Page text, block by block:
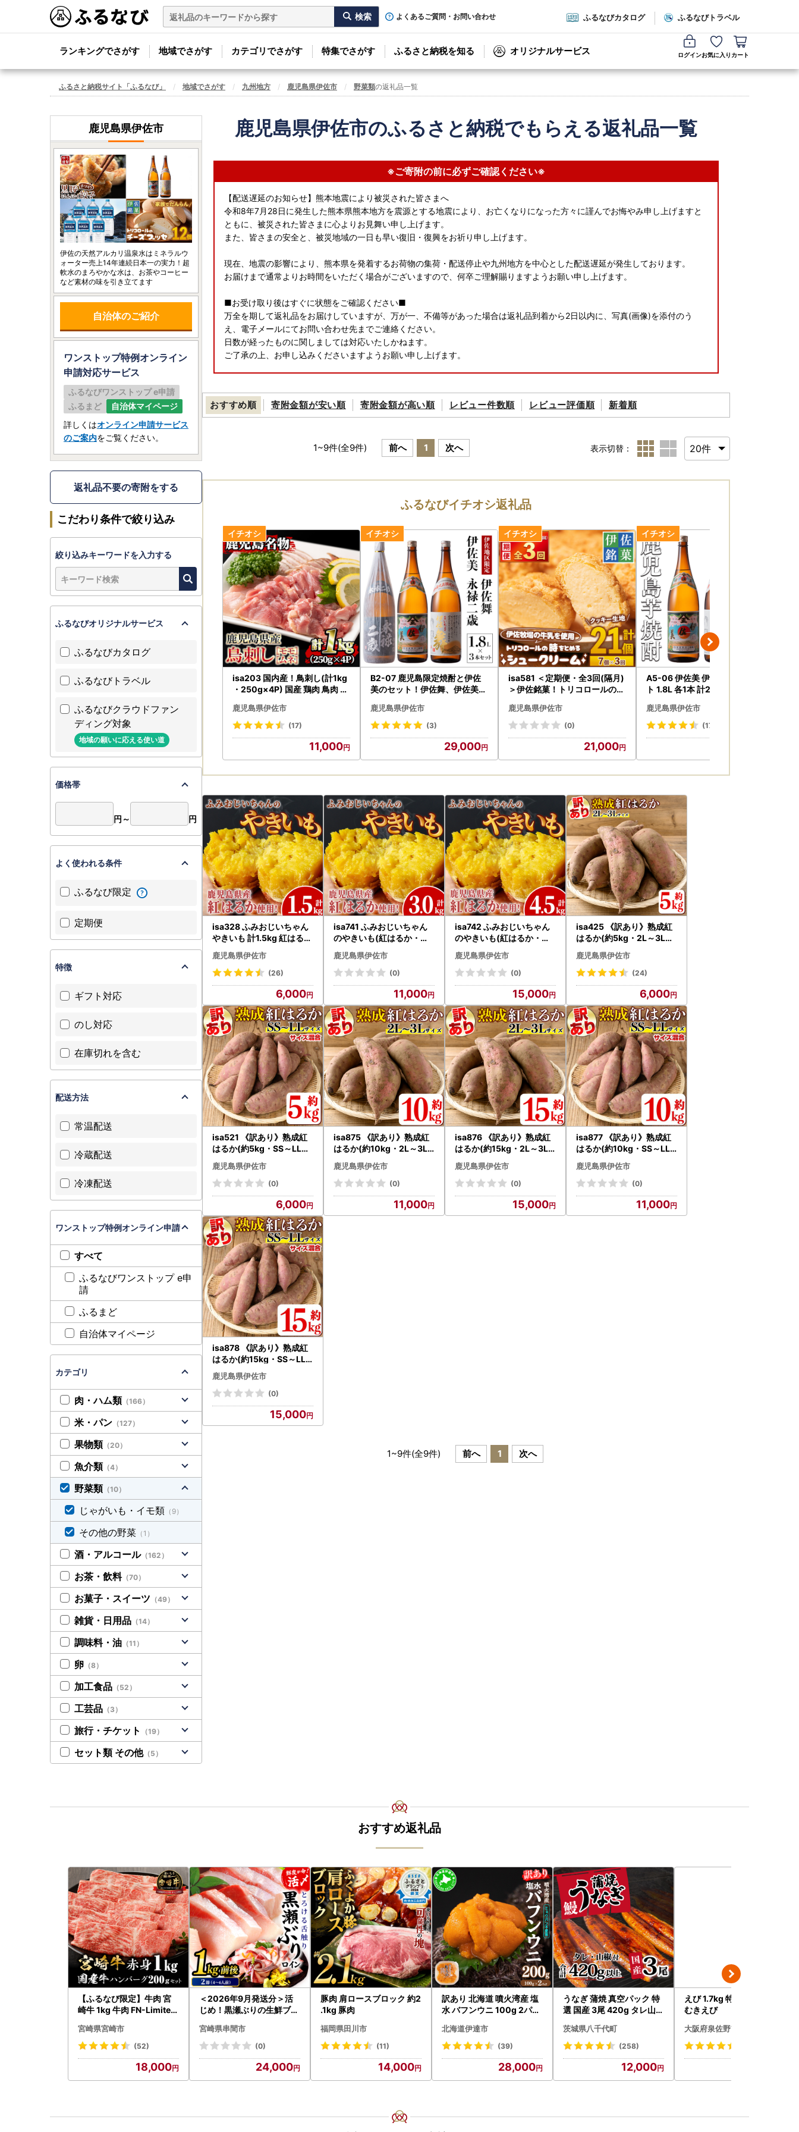
よくあるご質問・お問い合わせ ふるなびカタログ ふるなびトラベル
ランキングでさがす 地域でさがす カテゴリでさがす 特集でさがす ふるさと納税を知る オリジナルサービス ログインお気に入り カート
ふるさと納税サイト「ふるなび」 地域でさがす 九州地方 鹿児島県伊佐市 野菜類の返礼品一覧
鹿児島県伊佐市のふるさと納税でもらえる返礼品一覧
※ご寄附の前に必ずご確認ください※
【配送遅延のお知らせ】熊本地震により被災された皆さまへ
令和8年7月28日に発生した熊本県熊本地方を震源とする地震により、お亡くなりになった方々に謹んでお悔やみ申し上げますと
ともに、被災された皆さまに心よりお見舞い申し上げます。
また、皆さまの安全と、被災地域の一日も早い復旧・復興をお祈り申し上げます。
現在、地震の影響により、熊本県を発着するお荷物の集荷・配送停止や九州地方を中心とした配送遅延が発生しております。
お届けまで通常よりお時間をいただく場合がございますので、何卒ご理解賜りますようお願い申し上げます。
■お受け取り後はすぐに状態をご確認ください■
万全を期して返礼品をお届けしていますが、万が一、不備等があった場合は返礼品到着から2日以内に、写真(画像)を添付のう
え、電子メールにてお問い合わせ先までご連絡ください。
日数が経ったものに関しましては対応いたしかねます。
ご了承の上、お申し込みくださいますようお願い申し上げます。
年末年始のお届け(発送)は、原則、行いません。ご入金確認後、ページの納期情報を目安に発送しており、配送指定はお受けして
おりません。
また、12月は多くのご寄附を頂いております。配送が遅くなる可能性もございますため、早めのご寄附をお願いいたします。
伊佐市は総務大臣よりふるさと納税の指定を受けた自治体です。
おすすめ順 寄附金額が安い順 寄附金額が高い順 レビュー件数順 レビュー評価順 新着順
1~9件(全9件) 前へ 1 次へ 表示切替：
ふるなびイチオシ返礼品
isa203 国内産！鳥刺し(計1kg
・250g×4P) 国産 鶏肉 鳥肉 と
刺身 小分け 九州産 おつまみ 晩
酌 食べ比べ たたき 【堀ノ内商
鹿児島県伊佐市
(17)
11,000
B2-07 鹿児島限定焼酎と伊佐
美のセット！伊佐舞、伊佐美、
佐市 特産品 鹿児島 本格芋焼酎
芋焼酎 焼酎 一升瓶 飲み比べ 詰
焼酎 伊佐舞【酒乃向原】
鹿児島県伊佐市
(3)
29,000
isa581 ＜定期便・全3回(隔月)
＞伊佐銘菓！トリコロールのシ
(7個×3回・計21個)洋菓子 シュ
ークリーム クッキー生地 カス
ト 冷凍 冷凍便【ケーキハウス
鹿児島県伊佐市
(0)
21,000
A5-06 伊佐美 伊佐舞 限定 セッ
ト 1.8L 各1本 計2本 【酒乃向原
鹿児島県伊佐市
(17)
isa328 ふみおじいちゃん
やきいも 計1.5kg 紅はるか
【いさ工房】
鹿児島県伊佐市
(26)
6,000
isa741 ふみおじいちゃん
のやきいも(紅はるか・計3
.0kg) 冷凍 パック 小分け
サツマイモ 焼き芋 天然ス
イーツ 焼芋 紅はるか 【い
さ工房】
鹿児島県伊佐市
(0)
11,000
isa742 ふみおじいちゃん
のやきいも(紅はるか・計4
.5kg) 冷凍 パック 小分け
サツマイモ 焼き芋 天然ス
イーツ 焼芋 紅はるか 【い
さ工房】
鹿児島県伊佐市
(0)
15,000
isa425 《訳あり》熟成紅
はるか(約5kg・2L～3Lサ
イズ混合) 訳あり さつまい
も 紅はるか 鹿児島 生芋 完
熟 長期熟成 土付き べには
るか サツマイモ 焼き芋に
鹿児島県伊佐市
(24)
6,000
isa521 《訳あり》熟成紅
はるか(約5kg・SS～LLサ
イズ混合) 訳あり さつまい
も 紅はるか 鹿児島 生芋 完
熟 長期熟成 土付き べには
るか サツマイモ 焼き芋に
鹿児島県伊佐市
(0)
6,000
isa875 《訳あり》熟成紅
はるか(約10kg・2L～3L
サイズ混合) 訳あり さつま
いも 紅はるか 鹿児島 生芋
完熟 長期熟成 土付き べに
はるか サツマイモ 焼き芋
鹿児島県伊佐市
(0)
11,000
isa876 《訳あり》熟成紅
はるか(約15kg・2L～3L
サイズ混合) 訳あり さつま
いも 紅はるか 鹿児島 生芋
完熟 長期熟成 土付き べに
はるか サツマイモ 焼き芋
に 【いさ工房】
鹿児島県伊佐市
(0)
15,000
isa877 《訳あり》熟成紅
はるか(約10kg・SS～LL
サイズ混合) 訳あり さつま
いも 紅はるか 鹿児島 生芋
完熟 長期熟成 土付き べに
はるか サツマイモ 焼き芋
鹿児島県伊佐市
(0)
11,000
isa878 《訳あり》熟成紅
はるか(約15kg・SS～LL
サイズ混合) 訳あり さつま
いも 紅はるか 鹿児島 生芋
完熟 長期熟成 土付き べに
はるか サツマイモ 焼き芋
に 【いさ工房】
鹿児島県伊佐市
(0)
15,000
1~9件(全9件) 前へ 1 次へ
鹿児島県伊佐市
伊佐の天然アルカリ温泉水はミネラルウ
ォーター売上14年連続日本一の実力！超
軟水のまろやかな水は、お茶やコーヒー
など素材の味を引き立てます
自治体のご紹介
ワンストップ特例オンライン
申請対応サービス
ふるなびワンストップ e申請
ふるまど
自治体マイページ
詳しくはオンライン申請サービス
のご案内をご覧ください。
返礼品不要の寄附をする
こだわり条件で絞り込み
絞り込みキーワードを入力する
ふるなびオリジナルサービス
ふるなびカタログ
ふるなびトラベル
ふるなびクラウドファン
ディング対象
地域の願いに応える使い道
価格帯
円～ 円
よく使われる条件
ふるなび限定
定期便
特徴
ギフト対応
のし対応
在庫切れを含む
配送方法
常温配送
冷蔵配送
冷凍配送
ワンストップ特例オンライン申請
すべて
ふるなびワンストップ e申
請
ふるまど
自治体マイページ
カテゴリ
肉・ハム類 （166）
米・パン （127）
果物類 （20）
魚介類 （4）
野菜類 （10）
じゃがいも・イモ類 （9）
その他の野菜 （1）
酒・アルコール（162）
お茶・飲料（70）
お菓子・スイーツ （49）
雑貨・日用品 （14）
調味料・油 （11）
卵 （8）
加工食品 （52）
工芸品 （3）
旅行・チケット （19）
セット類 その他（5）
おすすめ返礼品
【ふるなび限定】牛肉 宮
崎牛 1kg 牛肉 FN-Limited
宮崎県宮崎市
(52)
18,000
＜2026年9月発送分＞活
じめ！黒瀬ぶりの生鮮ブリ
K001-012-2609
宮崎県串間市
(0)
24,000
豚肉 肩ロースブロック 約2
.1kg 豚肉
福岡県田川市
(11)
14,000
訳あり 北海道 噴火湾産 塩
水 バフンウニ 100g 2パッ
付き》うに ウニ 雲丹 海鮮
海の幸 魚介類 ウニ丼 お寿
取り寄せ 山村水産 送料無
北海道伊達市
(39)
28,000
うなぎ 蒲焼 真空パック 特
選 国産 3尾 420g タレ山椒
あり 茨城 ウナギ 鰻 個包装
人気 美味しい 小分け 八千
茨城県八千代町
(258)
12,000
えび 1.7kg 特大5Lサイズ
むきえび
大阪府泉佐野市